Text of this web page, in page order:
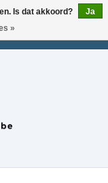
Is dat akkoord?
Ja
»